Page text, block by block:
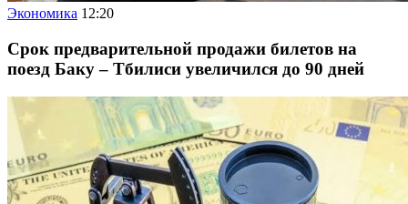
Экономика 12:20
Срок предварительной продажи билетов на
поезд Баку – Тбилиси увеличился до 90 дней